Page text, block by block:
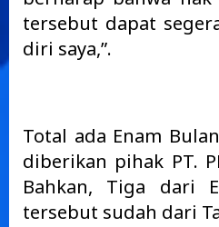
tersebut dapat
diri saya,”.
Total ada Enam
diberikan pihak PT.
Bahkan, Tiga dari
tersebut sudah dari